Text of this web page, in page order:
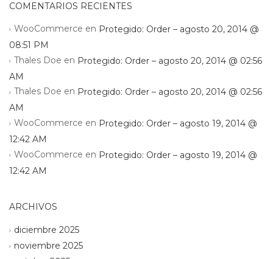
COMENTARIOS RECIENTES
WooCommerce en Protegido: Order – agosto 20, 2014 @
08:51 PM
Thales Doe en Protegido: Order – agosto 20, 2014 @ 02:56
AM
Thales Doe en Protegido: Order – agosto 20, 2014 @ 02:56
AM
WooCommerce en Protegido: Order – agosto 19, 2014 @
12:42 AM
WooCommerce en Protegido: Order – agosto 19, 2014 @
12:42 AM
ARCHIVOS
diciembre 2025
noviembre 2025